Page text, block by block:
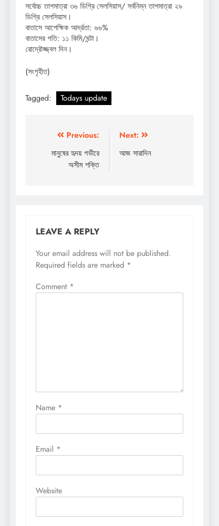
সর্বোচ্চ তাপমাত্রা ৩৬ ডিগ্রি সেলসিয়াস/ সর্বনিম্ন তাপমাত্রা ২৯
ডিগ্রি সেলসিয়াস।
বাতাসে আপেক্ষিক আর্দ্রতা: ৬৬%
বাতাসের গতি: ১১ কিমি/ঘন্টা।
রোদ্রৌজ্জ্বল দিন।
(সংগৃহীত)
Tagged: Todays update
navigation
Previous:
মানুষের হৃদয় গভীরে
অসীম শক্তি
Next:
আজ সারাদিন
LEAVE A REPLY
Your email address will not be published.
Required fields are marked *
Comment *
Name *
Email *
Website